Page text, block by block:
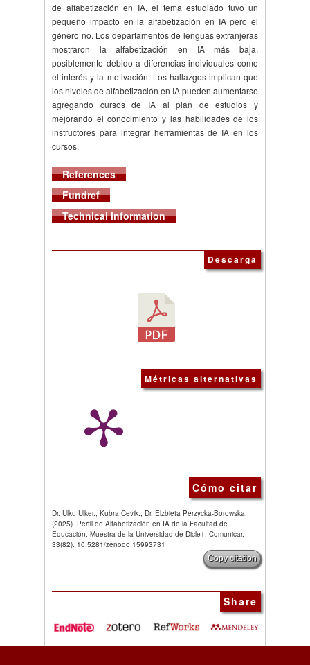
de alfabetización en IA, el tema estudiado tuvo un
pequeño impacto en la alfabetización en IA pero el
género no. Los departamentos de lenguas extranjeras
mostraron la alfabetización en IA más baja,
posiblemente debido a diferencias individuales como
el interés y la motivación. Los hallazgos implican que
los niveles de alfabetización en IA pueden aumentarse
agregando cursos de IA al plan de estudios y
mejorando el conocimiento y las habilidades de los
instructores para integrar herramientas de IA en los
cursos.
References
Fundref
Technical information
Descarga
Métricas alternativas
Cómo citar
Dr. Ulku Ulker., Kubra Cevik., Dr. Elzbieta Perzycka-Borowska.
(2025). Perfil de Alfabetización en IA de la Facultad de
Educación: Muestra de la Universidad de Dicle1. Comunicar,
33(82). 10.5281/zenodo.15993731
Copy citation
Share